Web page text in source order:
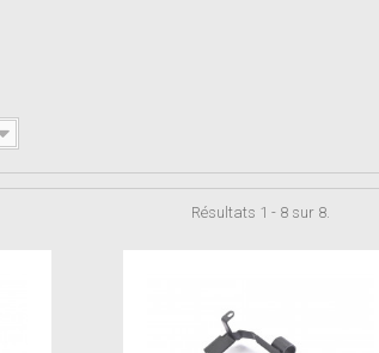
Résultats 1 - 8 sur 8.